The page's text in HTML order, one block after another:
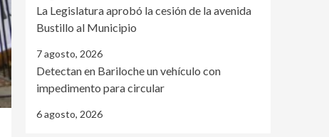
La Legislatura aprobó la cesión de la avenida
Bustillo al Municipio
7 agosto, 2026
Detectan en Bariloche un vehículo con
impedimento para circular
6 agosto, 2026